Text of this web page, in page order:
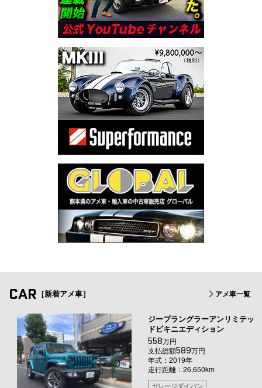
CAR ［新着アメ車］ アメ車一覧
ジープラングラーアンリミテッ
ドビキニエディション
558万円
支払総額589万円
年式：2019年
走行距離：26,650km
ガレージダイバン